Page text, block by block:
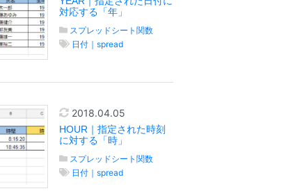
対応する「年」
スプレッドシート関数
日付｜spread
2018.04.05
HOUR｜指定された時刻
に対する「時」
スプレッドシート関数
日付｜spread